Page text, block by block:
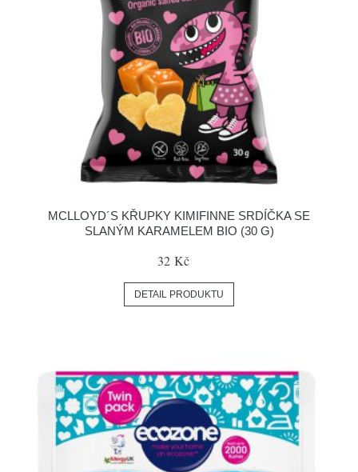
MCLLOYD´S KŘUPKY KIMIFINNE SRDÍČKA SE
SLANÝM KARAMELEM BIO (30 G)
32 Kč
DETAIL PRODUKTU